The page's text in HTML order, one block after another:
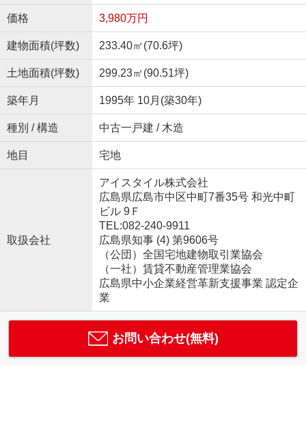
価格 3,980万円
建物面積(坪数) 233.40㎡(70.6坪)
土地面積(坪数) 299.23㎡(90.51坪)
築年月 1995年 10月(築30年)
種別 / 構造 中古一戸建 / 木造
地目 宅地
取扱会社
アイスタイル株式会社
広島県広島市中区中町7番35号 和光中町
ビル 9Ｆ
TEL:082-240-9911
広島県知事 (4) 第9606号
（公団）全国宅地建物取引業協会
（一社）賃貸不動産管理業協会
広島県中小企業経営革新支援事業 認定企
業
お問い合わせ(無料)